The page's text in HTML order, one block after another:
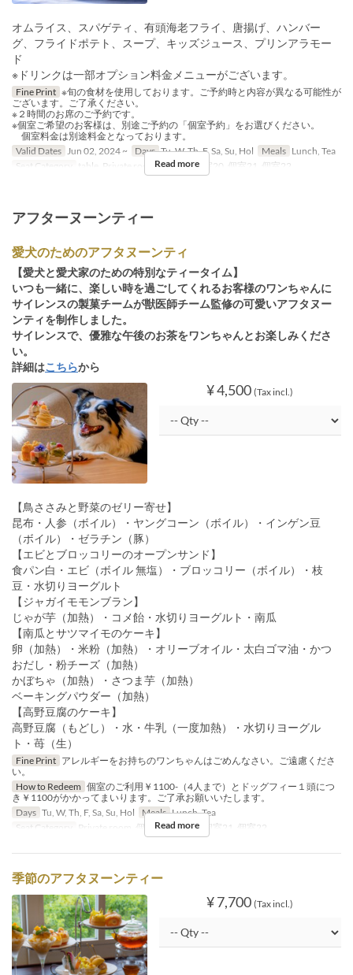
オムライス、スパゲティ、有頭海老フライ、唐揚げ、ハンバー
グ、フライドポテト、スープ、キッズジュース、プリンアラモー
ド
※ドリンクは一部オプション料金メニューがございます。
Fine Print ※旬の食材を使用しております。ご予約時と内容が異なる可能性が
ございます。ご了承ください。
※２時間のお席のご予約です。
※個室ご希望のお客様は、別途ご予約の「個室予約」をお選びください。
個室料金は別途料金となっております。
Valid Dates
Jun 02, 2024 ~ Days Tu, W, Th, F, Sa, Su, Hol Meals Lunch, Tea
Seat Category
table, Private room, 個室19, 個室20, 個室21, 個室22
Read more
アフターヌーンティー
愛犬のためのアフタヌーンティ
【愛犬と愛犬家のための特別なティータイム】
いつも一緒に、楽しい時を過ごしてくれるお客様のワンちゃんに
サイレンスの製菓チームが獣医師チーム監修の可愛いアフタヌー
ンティを制作しました。
サイレンスで、優雅な午後のお茶をワンちゃんとお楽しみくださ
い。
詳細はこちらから
¥ 4,500 (Tax incl.)
【鳥ささみと野菜のゼリー寄せ】
昆布・人参（ボイル）・ヤングコーン（ボイル）・インゲン豆
（ボイル）・ゼラチン（豚）
【エビとブロッコリーのオープンサンド】
食パン白・エビ（ボイル 無塩）・ブロッコリー（ボイル）・枝
豆・水切りヨーグルト
【ジャガイモモンブラン】
じゃが芋（加熱）・コメ飴・水切りヨーグルト・南瓜
【南瓜とサツマイモのケーキ】
卵（加熱）・米粉（加熱）・オリーブオイル・太白ゴマ油・かつ
おだし・粉チーズ（加熱）
かぼちゃ（加熱）・さつま芋（加熱）
ベーキングパウダー（加熱）
【高野豆腐のケーキ】
高野豆腐（もどし）・水・牛乳（一度加熱）・水切りヨーグル
ト・苺（生）
Fine Print アレルギーをお持ちのワンちゃんはごめんなさい。ご遠慮くださ
い。
How to Redeem 個室のご利用￥1100-（4人まで）とドッグフィー１頭につ
き￥1100がかかってまいります。ご了承お願いいたします。
Days Tu, W, Th, F, Sa, Su, Hol Meals Lunch, Tea
Seat Category
Private room, 個室19, 個室20, 個室21, 個室22
Read more
季節のアフタヌーンティー
¥ 7,700 (Tax incl.)